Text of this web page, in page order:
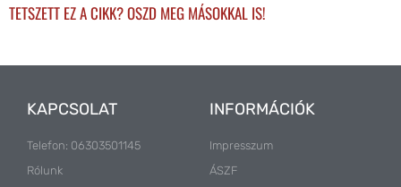
TETSZETT EZ A CIKK? OSZD MEG MÁSOKKAL IS!
KAPCSOLAT
Telefon: 06303501145
Rólunk
INFORMÁCIÓK
Impresszum
ÁSZF